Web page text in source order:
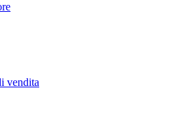
vendita